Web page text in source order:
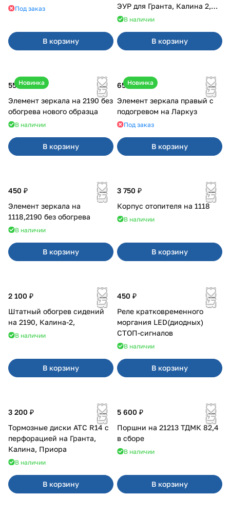
Под заказ
В корзину
ЭУР для Гранта, Калина 2,
Datsun
В наличии
В корзину
Новинка
550 ₽
Элемент зеркала на 2190 без
обогрева нового образца
В наличии
В корзину
Новинка
650 ₽
Элемент зеркала правый с
подогревом на Ларкуз
Под заказ
В корзину
450 ₽
Элемент зеркала на
1118,2190 без обогрева
В наличии
В корзину
3 750 ₽
Корпус отопителя на 1118
В наличии
В корзину
2 100 ₽
Штатный обогрев сидений
на 2190, Калина-2,
В наличии
В корзину
450 ₽
Реле кратковременного
моргания LED(диодных)
СТОП-сигналов
В наличии
В корзину
3 200 ₽
Тормозные диски АТС R14 с
перфорацией на Гранта,
Калина, Приора
В наличии
В корзину
5 600 ₽
Поршни на 21213 ТДМК 82,4
в сборе
В наличии
В корзину